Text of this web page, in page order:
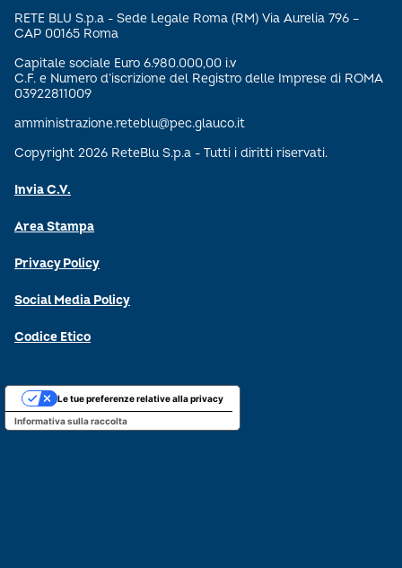
RETE BLU S.p.a - Sede Legale Roma (RM) Via Aurelia 796 –
CAP 00165 Roma
Capitale sociale Euro 6.980.000,00 i.v
C.F. e Numero d’iscrizione del Registro delle Imprese di ROMA
03922811009
amministrazione.reteblu@pec.glauco.it
Copyright 2026 ReteBlu S.p.a - Tutti i diritti riservati.
Invia C.V.
Area Stampa
Privacy Policy
Social Media Policy
Codice Etico
Informativa sulla raccolta
Le tue preferenze relative alla privacy